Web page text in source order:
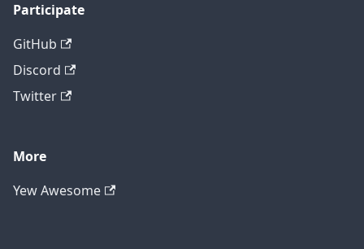
Participate
GitHub
Discord
Twitter
More
Yew Awesome